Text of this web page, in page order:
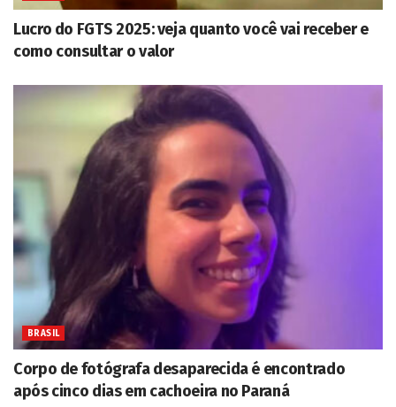
Lucro do FGTS 2025: veja quanto você vai receber e
como consultar o valor
BRASIL
Corpo de fotógrafa desaparecida é encontrado
após cinco dias em cachoeira no Paraná